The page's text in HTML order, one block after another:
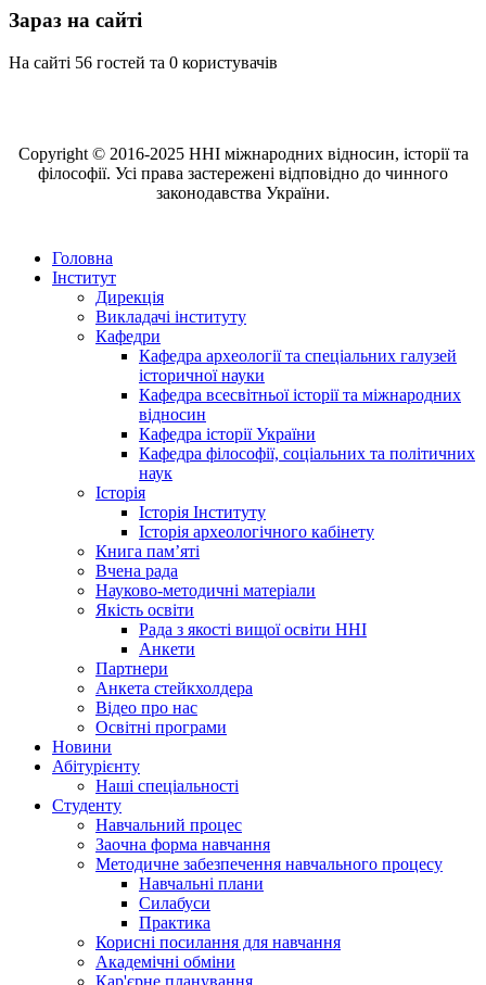
Зараз на сайті
На сайті 56 гостей та 0 користувачів
Copyright © 2016-2025 ННІ міжнародних відносин, історії та
філософії. Усі права застережені відповідно до чинного
законодавства України.
Головна
Інститут
Дирекція
Викладачі інституту
Кафедри
Кафедра археології та спеціальних галузей
історичної науки
Кафедра всесвітньої історії та міжнародних
відносин
Кафедра історії України
Кафедра філософії, соціальних та політичних
наук
Історія
Історія Інституту
Історія археологічного кабінету
Книга памʼяті
Вчена рада
Науково-методичні матеріали
Якість освіти
Рада з якості вищої освіти ННІ
Анкети
Партнери
Анкета стейкхолдера
Відео про нас
Освітні програми
Hовини
Абітурієнту
Наші спеціальності
Студенту
Навчальний процес
Заочна форма навчання
Методичне забезпечення навчального процесу
Навчальні плани
Силабуси
Практика
Корисні посилання для навчання
Академічні обміни